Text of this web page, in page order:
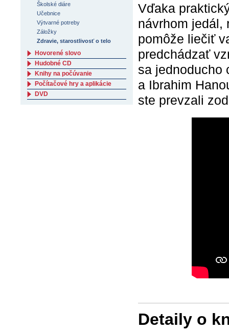
Vďaka
návrhom jedál,
pomôže liečiť
predchádzať
sa jednoducho
a Ibrahim
ste prevzali
Detaily o
Školské diáre
Učebnice
Výtvarné potreby
Záložky
Zdravie, starostlivosť o telo
Hovorené slovo
Hudobné CD
Knihy na počúvanie
Počítačové hry a aplikácie
DVD